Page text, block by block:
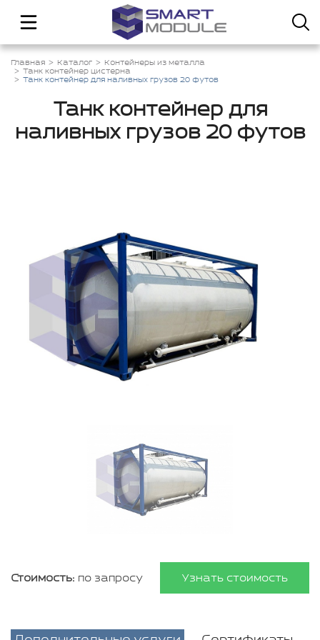
Главная Каталог
Контейнеры из металла
Танк контейнер цистерна
Танк контейнер для наливных грузов 20 футов
Танк контейнер для
наливных грузов 20 футов
Стоимость: по запросу Узнать стоимость